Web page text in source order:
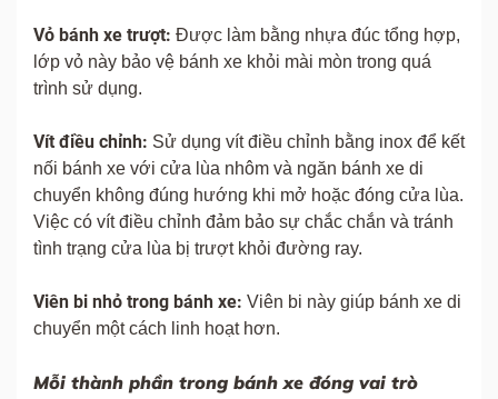
Vỏ bánh xe trượt: Được làm bằng nhựa đúc tổng hợp,
lớp vỏ này bảo vệ bánh xe khỏi mài mòn trong quá
trình sử dụng.
Vít điều chỉnh: Sử dụng vít điều chỉnh bằng inox để kết
nối bánh xe với cửa lùa nhôm và ngăn bánh xe di
chuyển không đúng hướng khi mở hoặc đóng cửa lùa.
Việc có vít điều chỉnh đảm bảo sự chắc chắn và tránh
tình trạng cửa lùa bị trượt khỏi đường ray.
Viên bi nhỏ trong bánh xe: Viên bi này giúp bánh xe di
chuyển một cách linh hoạt hơn.
Mỗi thành phần trong bánh xe đóng vai trò